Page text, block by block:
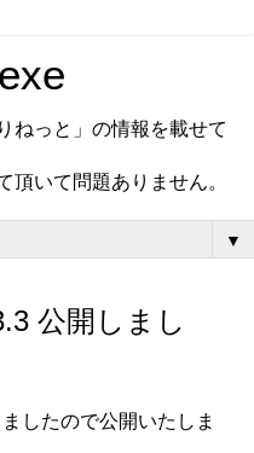
ねっと」の情報を載せて
頂いて問題ありません。
▼
公開しまし
したので公開いたしま